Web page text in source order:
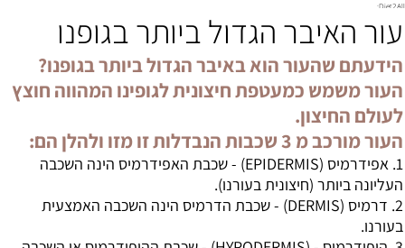
Diet2All:
שמאחורי
המושלם.
עור האיבר הגדול ביותר בגופנו
הידעתם שהעור הוא באיבר הגדול ביותר בגופנו?
העור משמש כמעטפת חיצונית לגופינו המהווה חוצץ
לעולם החיצון.
העור מורכב מ 3 שכבות הנבדלות זו מזו ולהלן הם:
1. אפידרמיס (EPIDERMIS) - שכבת האפידרמיס הינה השכבה
העליונה ביותר (חיצונית בעורנו).
2. דרמיס (DERMIS) - שכבת הדרמיס הינה השכבה האמצעית
בעורנו.